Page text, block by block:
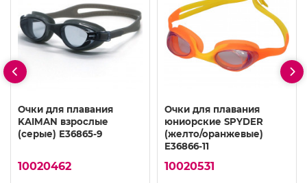
Очки для плавания
KAIMAN взрослые
(серые) E36865-9
10020462
Очки для плавания
юниорские SPYDER
(желто/оранжевые)
E36866-11
10020531